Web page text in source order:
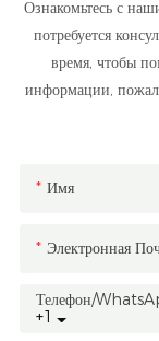
Ознакомьтесь с
потребуется
время, чтобы
информации,
Имя
Электронная
+1
Телефон/